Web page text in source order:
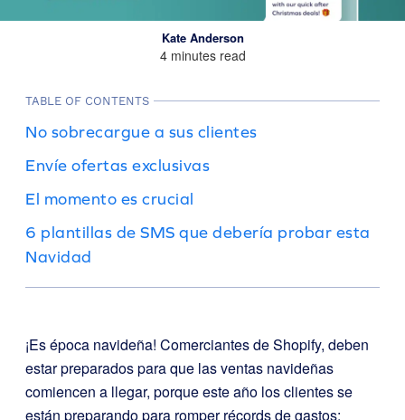
Kate Anderson
4 minutes read
TABLE OF CONTENTS
No sobrecargue a sus clientes
Envíe ofertas exclusivas
El momento es crucial
6 plantillas de SMS que debería probar esta
Navidad
¡Es época navideña! Comerciantes de Shopify, deben
estar preparados para que las ventas navideñas
comiencen a llegar, porque este año los clientes se
están preparando para romper récords de gastos: